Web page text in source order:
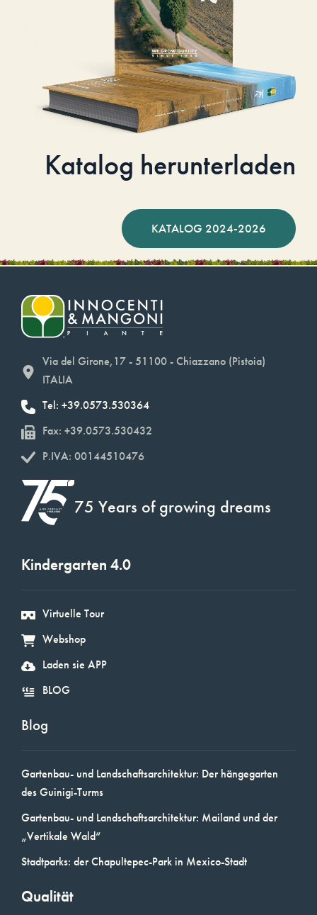
Katalog herunterladen
KATALOG 2024-2026
Via del Girone,17 - 51100 - Chiazzano (Pistoia)
ITALIA
Tel: +39.0573.530364
Fax: +39.0573.530432
P.IVA: 00144510476
75 Years of growing dreams
Kindergarten 4.0
Virtuelle Tour
Webshop
Laden sie APP
BLOG
Blog
Gartenbau- und Landschaftsarchitektur: Der hängegarten
des Guinigi-Turms
Gartenbau- und Landschaftsarchitektur: Mailand und der
„Vertikale Wald“
Stadtparks: der Chapultepec-Park in Mexico-Stadt
Qualität